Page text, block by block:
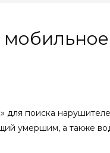
для поиска
умершим, а также